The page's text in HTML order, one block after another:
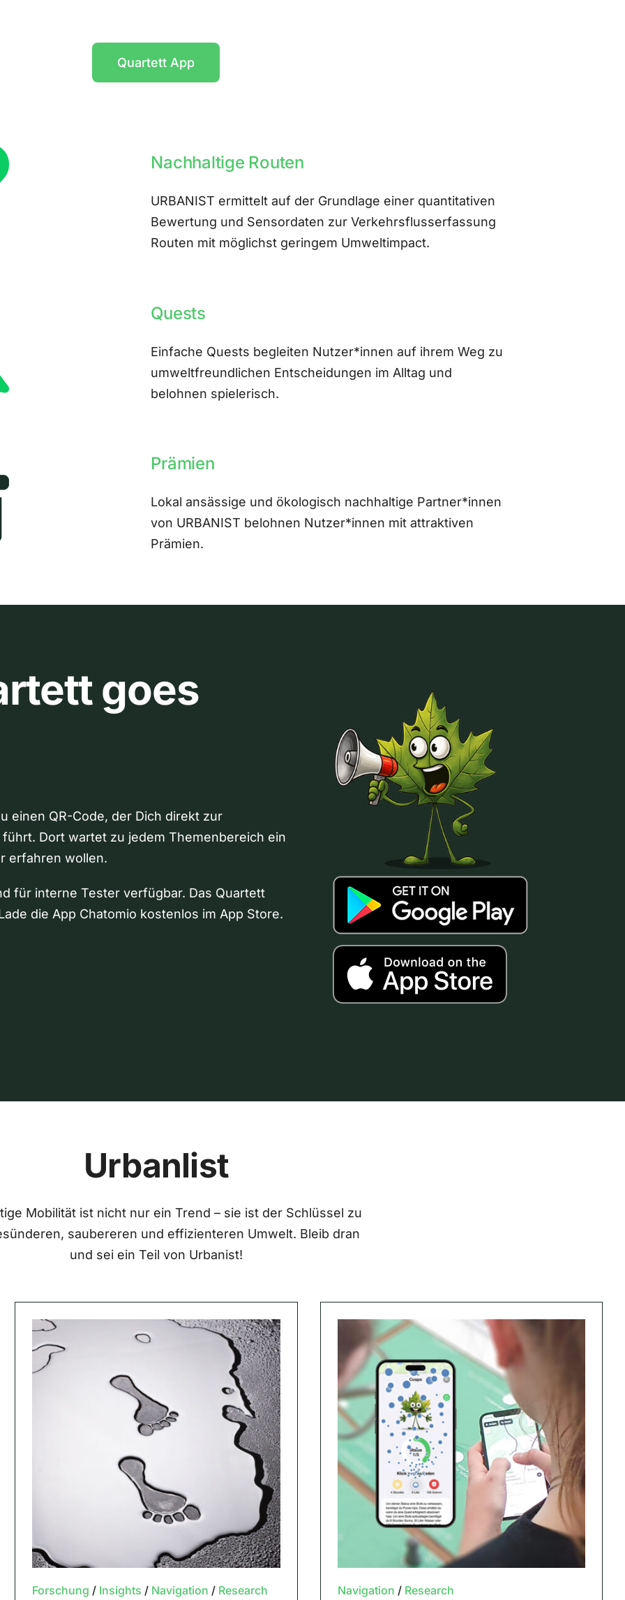
Quartett App
Nachhaltige Routen
URBANIST ermittelt auf der Grundlage einer quantitativen
Bewertung und Sensordaten zur Verkehrsflusserfassung
Routen mit möglichst geringem Umweltimpact.
Quests
Einfache Quests begleiten Nutzer*innen auf ihrem Weg zu
umweltfreundlichen Entscheidungen im Alltag und
belohnen spielerisch.
Prämien
Lokal ansässige und ökologisch nachhaltige Partner*innen
von URBANIST belohnen Nutzer*innen mit attraktiven
Prämien.
goes
einen QR-Code, der Dich direkt zur
Dort wartet zu jedem Themenbereich ein
erfahren wollen.
für interne Tester verfügbar. Das Quartett
die App Chatomio kostenlos im App Store.
Urbanlist
Mobilität ist nicht nur ein Trend – sie ist der Schlüssel zu
saubereren und effizienteren Umwelt. Bleib dran
und sei ein Teil von Urbanist!
Forschung / Insights / Navigation / Research Navigation / Research